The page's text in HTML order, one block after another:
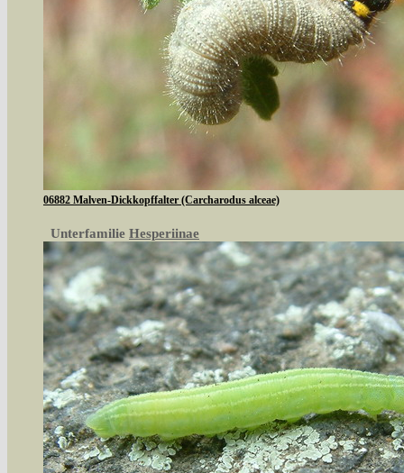
06882 Malven-Dickkopffalter (Carcharodus alceae)
Unterfamilie Hesperiinae